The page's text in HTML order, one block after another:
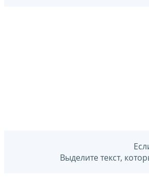
Выделите текст,